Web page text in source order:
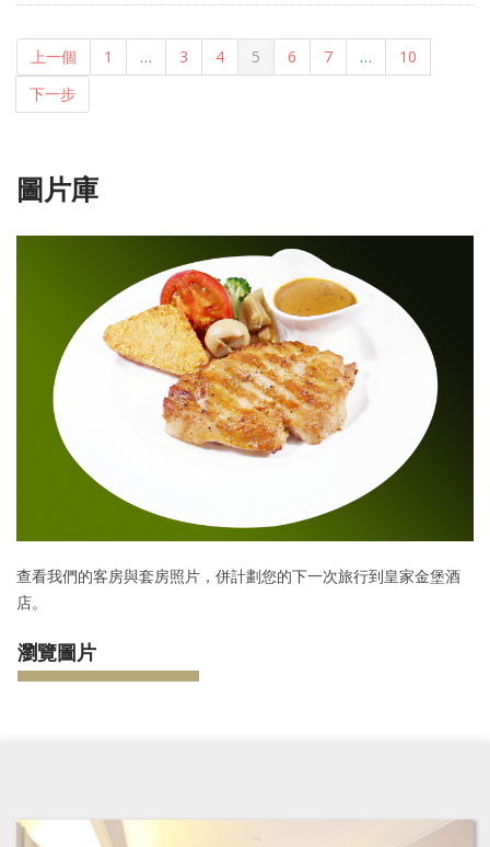
上一個 1 … 3 4 5 6 7 …
10
下一步
圖片庫
查看我們的客房與套房照片，併計劃您的下一次旅行到皇家金堡酒
店。
瀏覽圖片